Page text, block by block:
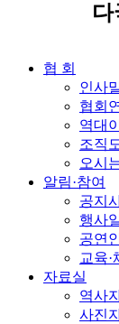
협 회
인사
협회
역대
조직
오시
알림·참여
공지
행사
공연
교육·
자료실
역사
사진